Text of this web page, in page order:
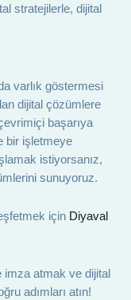
stratejilerle, dijital
varlık göstermesi
dijital çözümlere
başarıya
bir işletmeye
istiyorsanız,
sunuyoruz.
için Diyaval
imza atmak ve dijital
adımları atın!